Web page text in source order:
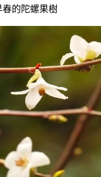
春的陀螺果樹